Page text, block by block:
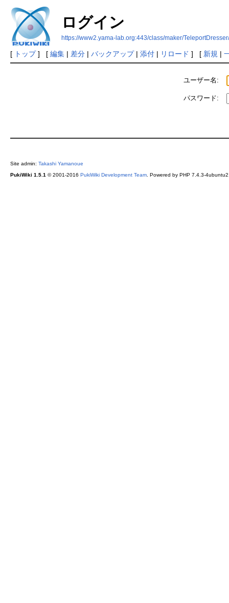
ログイン
https://www2.yama-lab.org:443/class/maker/
[ トップ] [ 編集| 差分| バックアップ| 添付| リロード ] [ 新規 |
ユーザー名:
パスワード:
Site admin: Takashi Yamanoue
PukiWiki 1.5.1 © 2001-2016 PukiWiki Development Team. Powered by PHP 7.4.3-